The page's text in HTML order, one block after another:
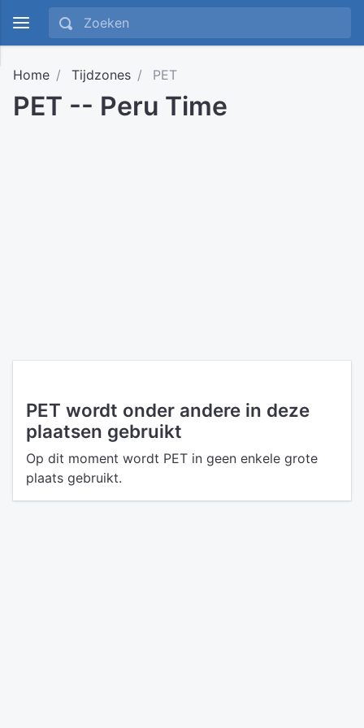
Home Tijdzones PET
PET -- Peru Time
PET wordt onder andere in deze
plaatsen gebruikt
Op dit moment wordt PET in geen enkele grote
plaats gebruikt.